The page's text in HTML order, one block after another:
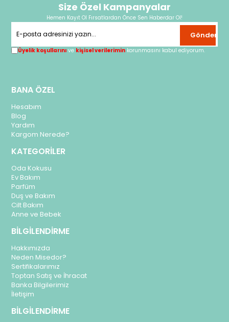
Size Özel Kampanyalar
Hemen Kayıt Ol Fırsatlardan Önce Sen Haberdar Ol!
Gönder
Üyelik koşullarını ve kişisel verilerimin korunmasını kabul ediyorum.
BANA ÖZEL
Hesabım
Blog
Yardım
Kargom Nerede?
KATEGORİLER
Oda Kokusu
Ev Bakım
Parfüm
Duş ve Bakım
Cilt Bakım
Anne ve Bebek
BİLGİLENDİRME
Hakkımızda
Neden Misedor?
Sertifikalarımız
Toptan Satış ve İhracat
Banka Bilgilerimiz
İletişim
BİLGİLENDİRME